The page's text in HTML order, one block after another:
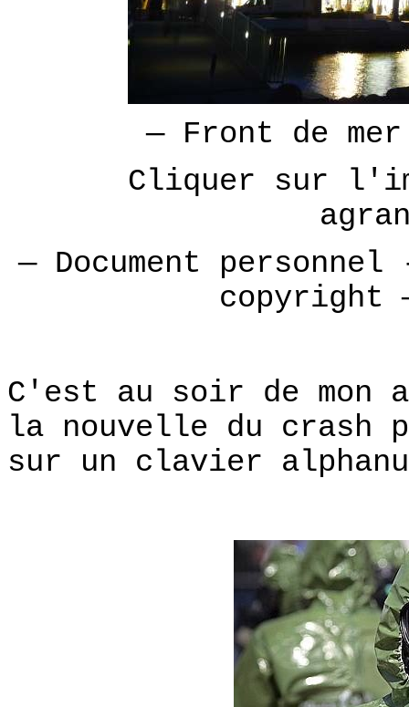
— Front de
Cliquer sur
— Document
copyright
C'est au soir de
la nouvelle du crash
sur un clavier